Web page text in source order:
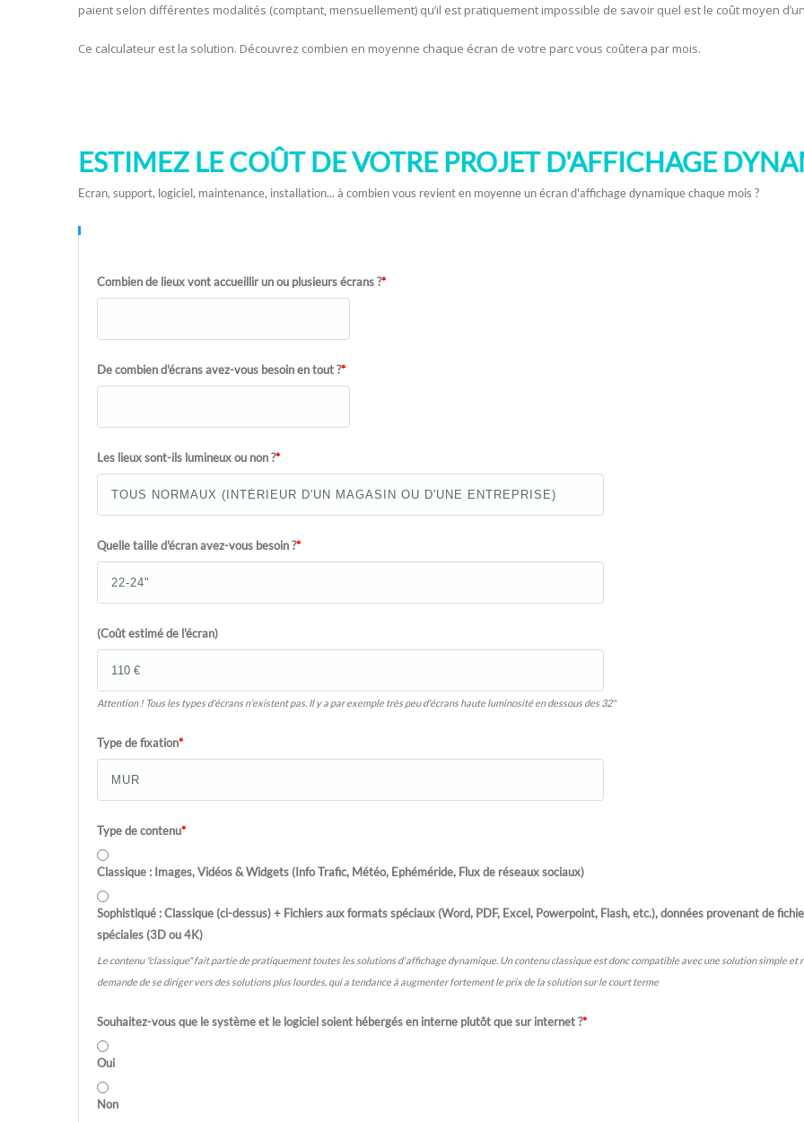
paient selon différentes modalités (comptant, mensuellement) qu’il est pratiquement impossible de savoir quel est le coût moyen
Ce calculateur est la solution. Découvrez combien en moyenne chaque écran de votre parc vous coûtera par mois.
ESTIMEZ LE COÛT DE VOTRE PROJET D'AFFICHAGE
Ecran, support, logiciel, maintenance, installation... à combien vous revient en moyenne un écran d'affichage dynamique chaque mois ?
Combien de lieux vont accueillir un ou plusieurs écrans ?*
De combien d'écrans avez-vous besoin en tout ?*
Les lieux sont-ils lumineux ou non ?*
Quelle taille d'écran avez-vous besoin ?*
(Coût estimé de l'écran)
Attention ! Tous les types d'écrans n'existent pas. Il y a par exemple très peu d'écrans haute luminosité en dessous des 32"
Type de fixation*
Type de contenu*
Classique : Images, Vidéos & Widgets (Info Trafic, Météo, Ephéméride, Flux de réseaux sociaux)
Sophistiqué : Classique (ci-dessus) + Fichiers aux formats spéciaux (Word, PDF, Excel, Powerpoint, Flash, etc.), données provenant de fichiers
spéciales (3D ou 4K)
Le contenu "classique" fait partie de pratiquement toutes les solutions d'affichage dynamique. Un contenu classique est donc compatible avec une solution simple
demande de se diriger vers des solutions plus lourdes, qui a tendance à augmenter fortement le prix de la solution sur le court terme
Souhaitez-vous que le système et le logiciel soient hébergés en interne plutôt que sur internet ?*
Oui
Non